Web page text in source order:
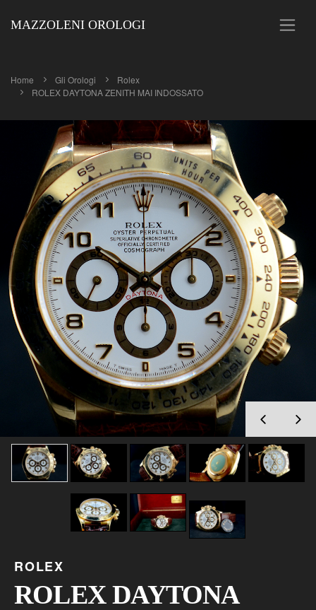
MAZZOLENI OROLOGI
Home Gli Orologi
Rolex
ROLEX DAYTONA ZENITH MAI INDOSSATO
ROLEX
ROLEX DAYTONA